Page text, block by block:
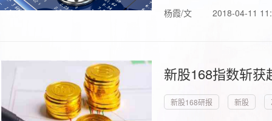
杨霞/文 2018-04-11
新股168指数斩
新股168研报 新股